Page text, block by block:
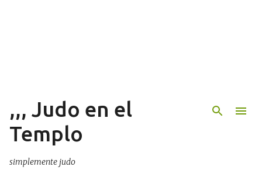
,,, Judo en el
Templo
simplemente judo